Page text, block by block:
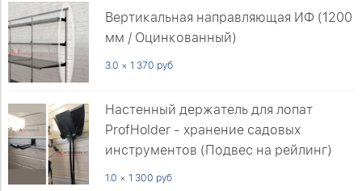
Вертикальная направляющая ИФ (1200
мм / Оцинкованный)
3.0 × 1 370 руб
Настенный держатель для лопат
ProfHolder - хранение садовых
инструментов (Подвес на рейлинг)
1.0 × 1 300 руб